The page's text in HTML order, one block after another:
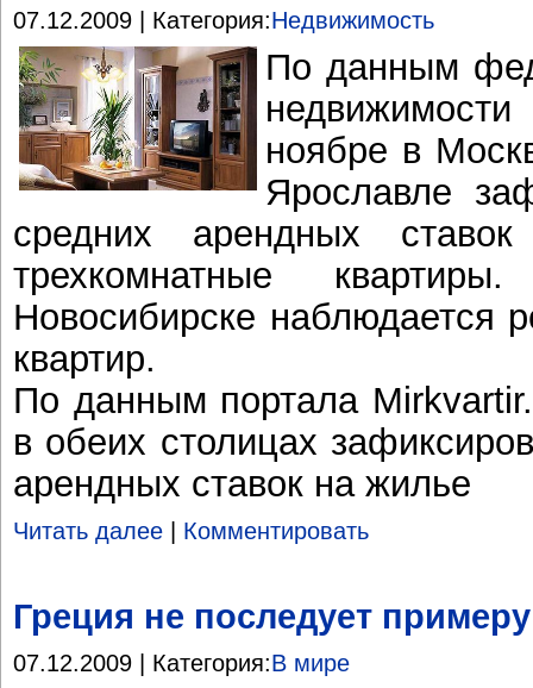
07.12.2009 | Категория:Недвижимость
По данным
ноябре в
Ярославле
средних арендных
трехкомнатные
Новосибирске наблюдается
квартир.
По данным портала
в обеих столицах
арендных ставок на жилье
Читать далее Комментировать
Греция не последует
07.12.2009 | Категория:В мире